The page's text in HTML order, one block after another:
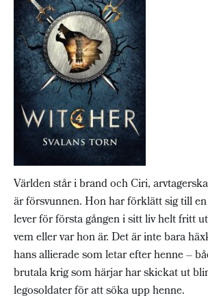
Världen står i brand och Ciri,
är försvunnen. Hon har förklätt sig till
lever för första gången i sitt liv helt fritt
vem eller var hon är. Det är inte bara
hans allierade som letar efter henne –
brutala krig som härjar har skickat ut
legosoldater för att söka upp henne.